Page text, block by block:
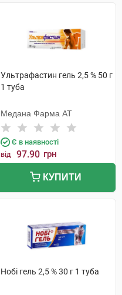
Ультрафастин гель 2,5 % 50 г
1 туба
Медана Фарма АТ
Є в наявності
від 97.90 грн
КУПИТИ
Нобі гель 2,5 % 30 г 1 туба